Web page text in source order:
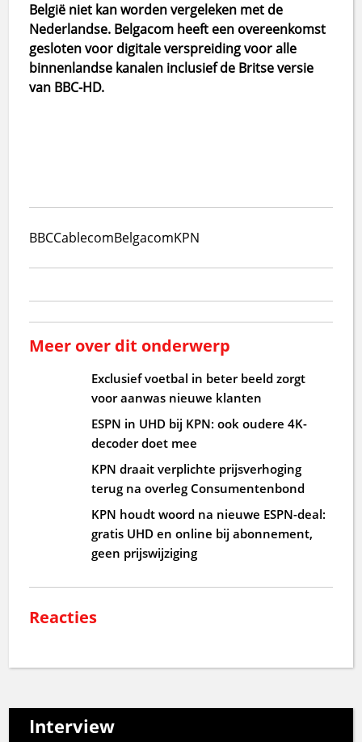
België niet kan worden vergeleken met de
Nederlandse. Belgacom heeft een overeenkomst
gesloten voor digitale verspreiding voor alle
binnenlandse kanalen inclusief de Britse versie
van BBC-HD.
BBCCablecomBelgacomKPN
Meer over dit onderwerp
Exclusief voetbal in beter beeld zorgt
voor aanwas nieuwe klanten
ESPN in UHD bij KPN: ook oudere 4K-
decoder doet mee
KPN draait verplichte prijsverhoging
terug na overleg Consumentenbond
KPN houdt woord na nieuwe ESPN-deal:
gratis UHD en online bij abonnement,
geen prijswijziging
Reacties
Interview